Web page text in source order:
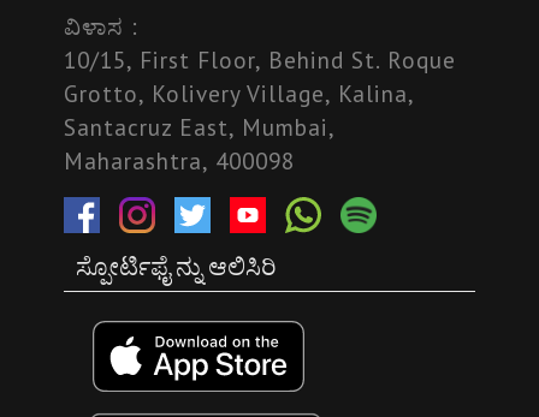
ವಿಳಾಸ :
10/15, First Floor, Behind St. Roque
Grotto, Kolivery Village, Kalina,
Santacruz East, Mumbai,
Maharashtra, 400098
ಸ್ಪೋರ್ಟಿಫೈ ನ್ನು ಆಲಿಸಿರಿ